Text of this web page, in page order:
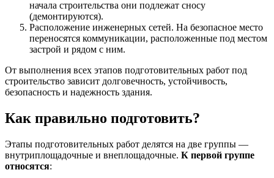
начала строительства они подлежат сносу
(демонтируются).
Расположение инженерных сетей. На безопасное место
переносятся коммуникации, расположенные под местом
застрой и рядом с ним.
От выполнения всех этапов подготовительных работ под
строительство зависит долговечность, устойчивость,
безопасность и надежность здания.
Как правильно подготовить?
Этапы подготовительных работ делятся на две группы —
внутриплощадочные и внеплощадочные. К первой группе
относятся: